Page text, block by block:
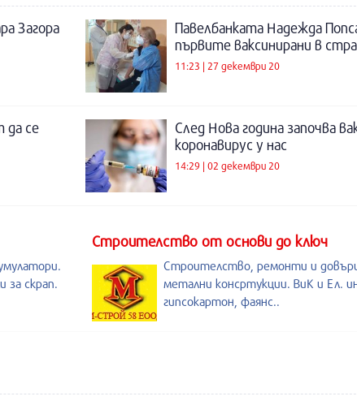
Загора
Павелбанката Надежда
първите ваксинирани в
11:23 | 27 декември 20
да се
След Нова година започва
коронавирус у нас
14:29 | 02 декември 20
за скрап.
Строителство от основи до ключ
Строителство, ремонти и
метални консртукции. ВиК и Ел.
гипсокартон, фаянс..